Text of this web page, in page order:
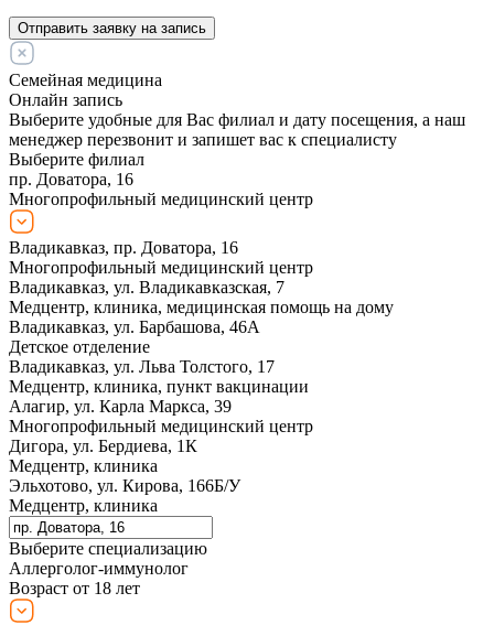
Отправить заявку на запись
Семейная медицина
Онлайн запись
Выберите удобные для Вас филиал и дату посещения, а наш
менеджер перезвонит и запишет вас к специалисту
Выберите филиал
пр. Доватора, 16
Многопрофильный медицинский центр
Владикавказ, пр. Доватора, 16
Многопрофильный медицинский центр
Владикавказ, ул. Владикавказская, 7
Медцентр, клиника, медицинская помощь на дому
Владикавказ, ул. Барбашова, 46А
Детское отделение
Владикавказ, ул. Льва Толстого, 17
Медцентр, клиника, пункт вакцинации
Алагир, ул. Карла Маркса, 39
Многопрофильный медицинский центр
Дигора, ул. Бердиева, 1К
Медцентр, клиника
Эльхотово, ул. Кирова, 166Б/У
Медцентр, клиника
Выберите специализацию
Аллерголог-иммунолог
Возраст от 18 лет